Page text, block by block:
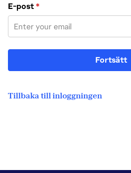
Återställ lösenord med din e-post
E-post*
Fortsätt
Tillbaka till inloggningen